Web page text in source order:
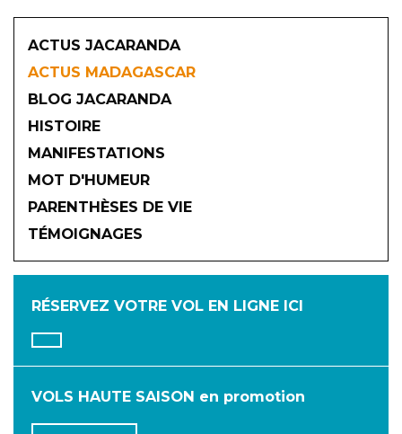
ACTUS JACARANDA
ACTUS MADAGASCAR
BLOG JACARANDA
HISTOIRE
MANIFESTATIONS
MOT D'HUMEUR
PARENTHÈSES DE VIE
TÉMOIGNAGES
RÉSERVEZ VOTRE VOL EN LIGNE ICI
VOLS HAUTE SAISON en promotion
JANVIER
AVRIL MAI JUIN
JUILLET AOÛT SEPTEMBRE
OCTOBRE